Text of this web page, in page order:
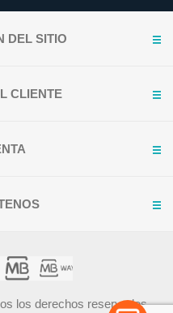
DEL SITIO
CLIENTE
los derechos reservados.